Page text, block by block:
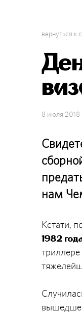
вернуться к
8 июля 2018
нам
Кстати,
1982